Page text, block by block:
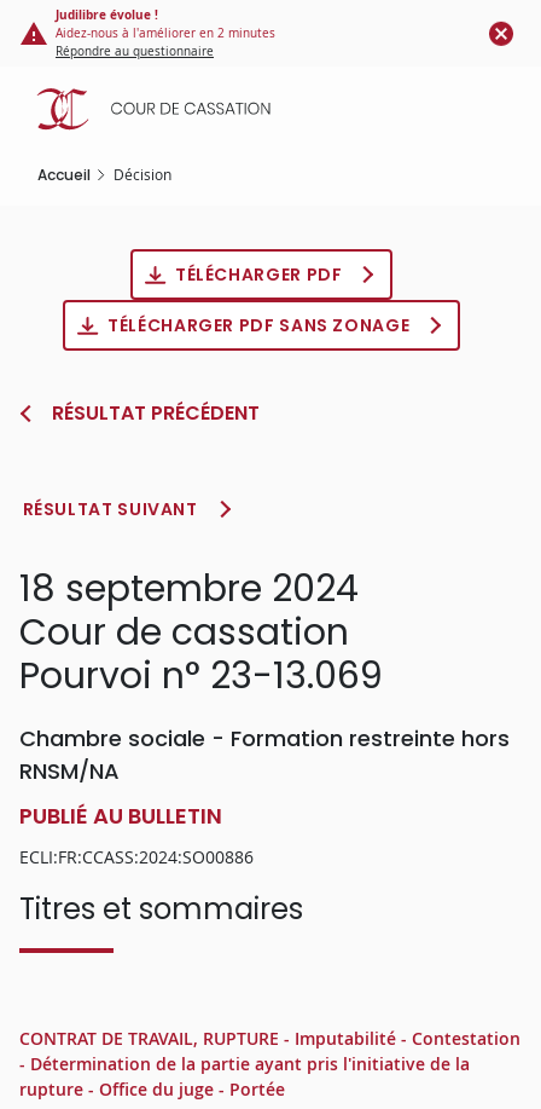
Panneau de gestion des cookies
contenu
principal
Judilibre évolue !
Aidez-nous à l'améliorer en 2 minutes
Répondre au questionnaire
Accueil Décision
TÉLÉCHARGER PDF
TÉLÉCHARGER PDF SANS ZONAGE
RÉSULTAT PRÉCÉDENT
RÉSULTAT SUIVANT
18 septembre 2024
Cour de cassation
Pourvoi n° 23-13.069
Chambre sociale - Formation restreinte hors
RNSM/NA
PUBLIÉ AU BULLETIN
ECLI:FR:CCASS:2024:SO00886
Titres et sommaires
CONTRAT DE TRAVAIL, RUPTURE - Imputabilité - Contestation
- Détermination de la partie ayant pris l'initiative de la
rupture - Office du juge - Portée